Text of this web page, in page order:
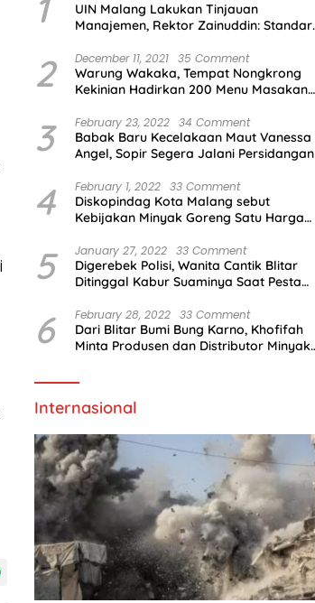
1
UIN Malang Lakukan Tinjauan
Manajemen, Rektor Zainuddin: Standar
2 December 11, 2021 35 Comment
Warung Wakaka, Tempat Nongkrong
Kekinian Hadirkan 200 Menu Masakan
3 February 23, 2022 34 Comment
Babak Baru Kecelakaan Maut Vanessa
Angel, Sopir Segera Jalani Persidangan
4 February 1, 2022 33 Comment
Diskopindag Kota Malang sebut
Kebijakan Minyak Goreng Satu Harga
5 January 27, 2022 33 Comment
Digerebek Polisi, Wanita Cantik Blitar
Ditinggal Kabur Suaminya Saat Pesta
6 February 28, 2022 33 Comment
Dari Blitar Bumi Bung Karno, Khofifah
Minta Produsen dan Distributor Minyak
Internasional